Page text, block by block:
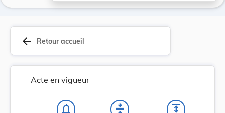
arrow_back Retour accueil
Acte en vigueur
notifications_none compress expand